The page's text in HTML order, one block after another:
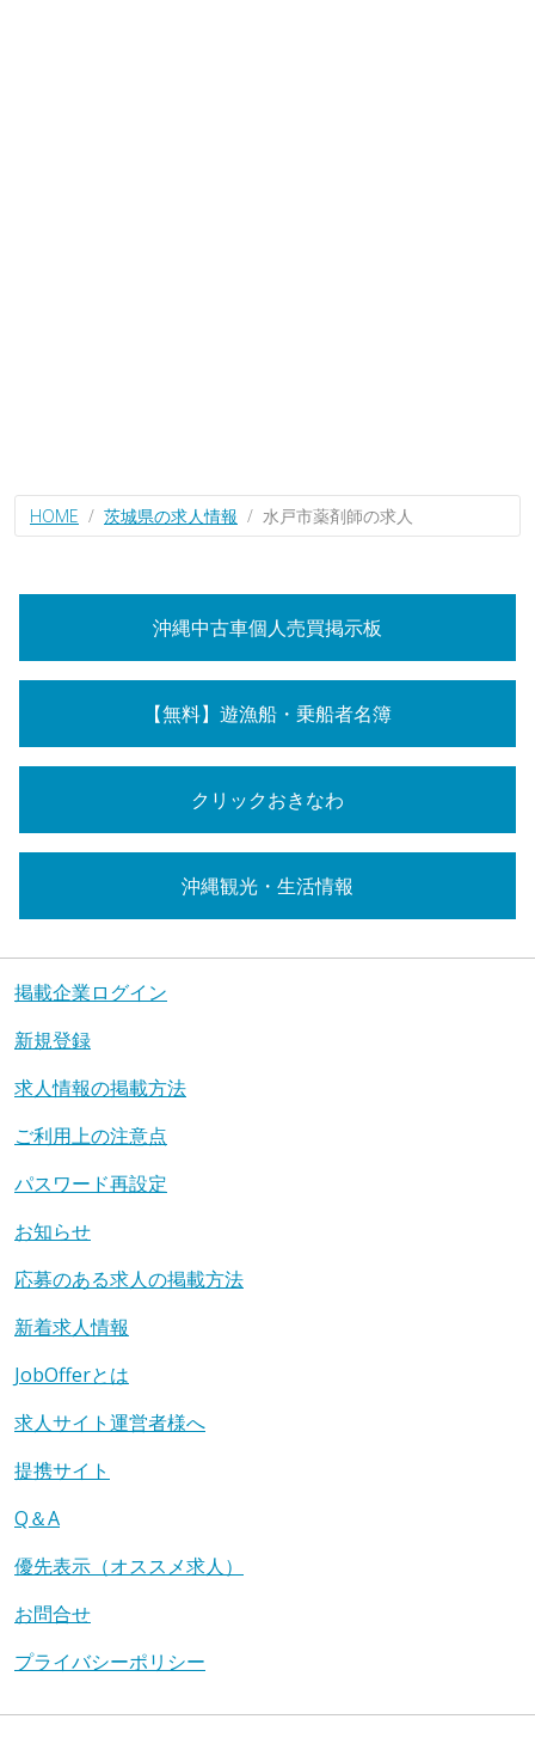
HOME 茨城県の求人情報 水戸市薬剤師の求人
沖縄中古車個人売買掲示板
【無料】遊漁船・乗船者名簿
クリックおきなわ
沖縄観光・生活情報
掲載企業ログイン
新規登録
求人情報の掲載方法
ご利用上の注意点
パスワード再設定
お知らせ
応募のある求人の掲載方法
新着求人情報
JobOfferとは
求人サイト運営者様へ
提携サイト
Q＆A
優先表示（オススメ求人）
お問合せ
プライバシーポリシー